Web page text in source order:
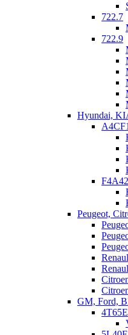
722.7
722.9
Hyundai,
F4A42
Peugeot,
GM, Ford,
4T65E